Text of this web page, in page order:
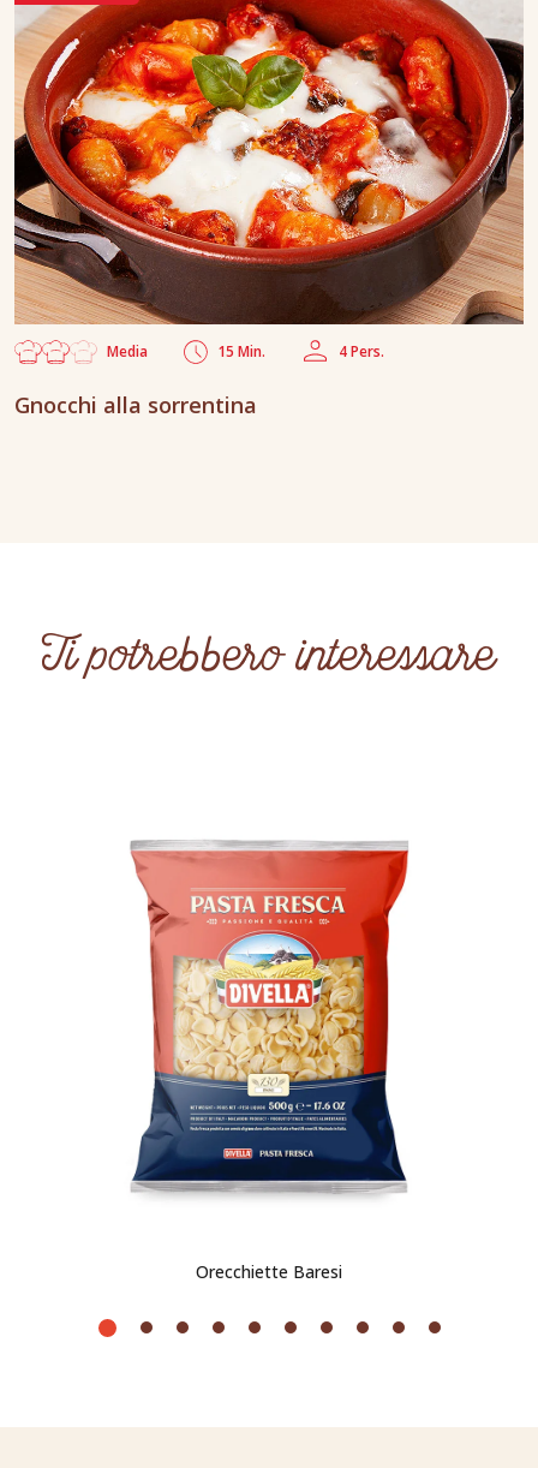
Media 15 Min. 4 Pers.
Gnocchi alla sorrentina
Ti potrebbero interessare
Orecchiette Baresi